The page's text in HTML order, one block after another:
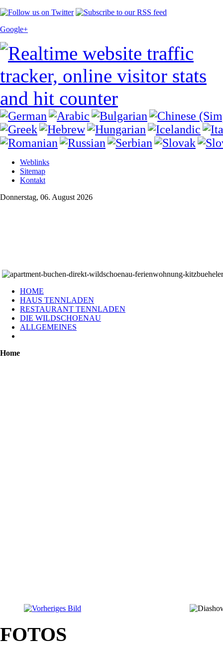
Google+
Weblinks
Sitemap
Kontakt
Donnerstag, 06. August 2026
HOME
HAUS TENNLADEN
RESTAURANT TENNLADEN
DIE WILDSCHOENAU
ALLGEMEINES
Home
FOTOS